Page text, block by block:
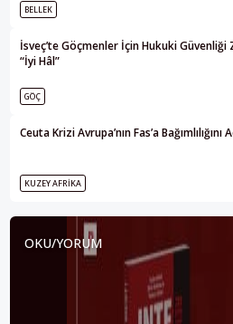
BELLEK
İsveç’te Göçmenler İçin Hukuki Güvenliği
“İyi Hâl”
GÖÇ
Ceuta Krizi Avrupa’nın Fas’a Bağımlılığını
KUZEY AFRIKA
OKU/YORUM